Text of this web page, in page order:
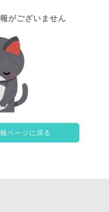
がございません
ページに戻る